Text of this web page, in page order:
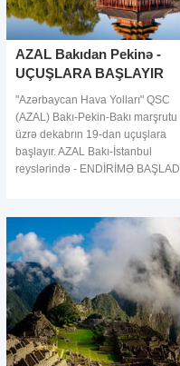
AZAL Bakıdan Pekinə -
UÇUŞLARA BAŞLAYIR
"Azərbaycan Hava Yolları" QSC
(AZAL) Bakı-Pekin-Bakı marşrutu
üzrə dekabrın 19-dan uçuşlara
başlayır. AZAL Bakı-İstanbul
reyslərində - ENDİRİMƏ BAŞLADI